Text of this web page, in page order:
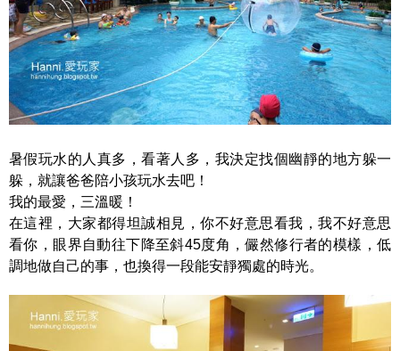
暑假玩水的人真多，看著人多，我決定找個幽靜的地方躲一
躲，就讓爸爸陪小孩玩水去吧！
我的最愛，三溫暖！
在這裡，大家都得坦誠相見，你不好意思看我，我不好意思
看你，眼界自動往下降至斜45度角，儼然修行者的模樣，低
調地做自己的事，也換得一段能安靜獨處的時光。